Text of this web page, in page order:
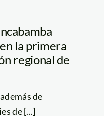
la primera
regional de
de
de [...]